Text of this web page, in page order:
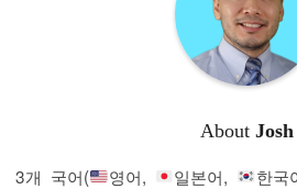
About Josh
3개 국어( 영어, 일본어,
한